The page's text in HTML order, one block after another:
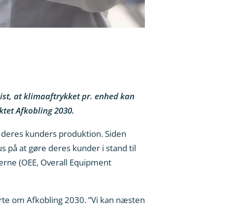
at klimaaftrykket pr. enhed kan
Afkobling 2030.
kunders produktion. Siden
på at gøre deres kunder i stand til
(OEE, Overall Equipment
om Afkobling 2030. ”Vi kan næsten